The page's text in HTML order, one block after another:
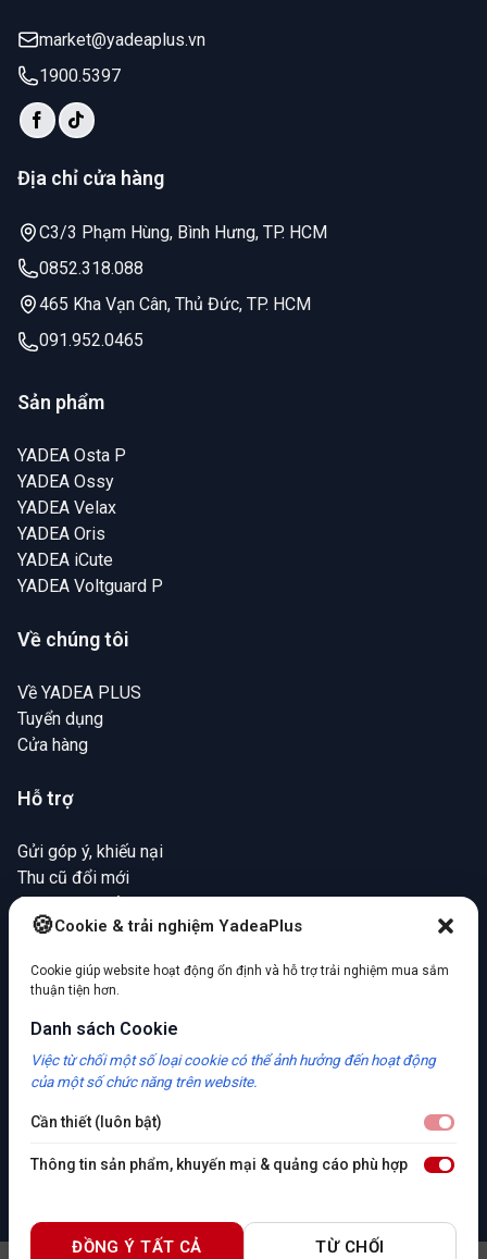
Cookie & trải nghiệm YadeaPlus
Cookie giúp website hoạt động ổn định và hỗ trợ trải nghiệm mua sắm
thuận tiện hơn.
Danh sách Cookie
Việc từ chối một số loại cookie có thể ảnh hưởng đến hoạt động
của một số chức năng trên website.
Cần thiết (luôn bật)
Thông tin sản phẩm, khuyến mại & quảng cáo phù hợp
ĐỒNG Ý TẤT CẢ TỪ CHỐI
market@yadeaplus.vn
1900.5397
Địa chỉ cửa hàng
C3/3 Phạm Hùng, Bình Hưng, TP. HCM
0852.318.088
465 Kha Vạn Cân, Thủ Đức, TP. HCM
091.952.0465
Sản phẩm
YADEA Osta P
YADEA Ossy
YADEA Velax
YADEA Oris
YADEA iCute
YADEA Voltguard P
Về chúng tôi
Về YADEA PLUS
Tuyển dụng
Cửa hàng
Hỗ trợ
Gửi góp ý, khiếu nại
Thu cũ đổi mới
Chính sách bảo hành
Mua hàng trả chậm
Cộng đồng Yadea Plus
Tin tức & hoạt động
Khách thật chia sẻ thật
Hỏi đáp xe điện
Cẩm nang xe điện